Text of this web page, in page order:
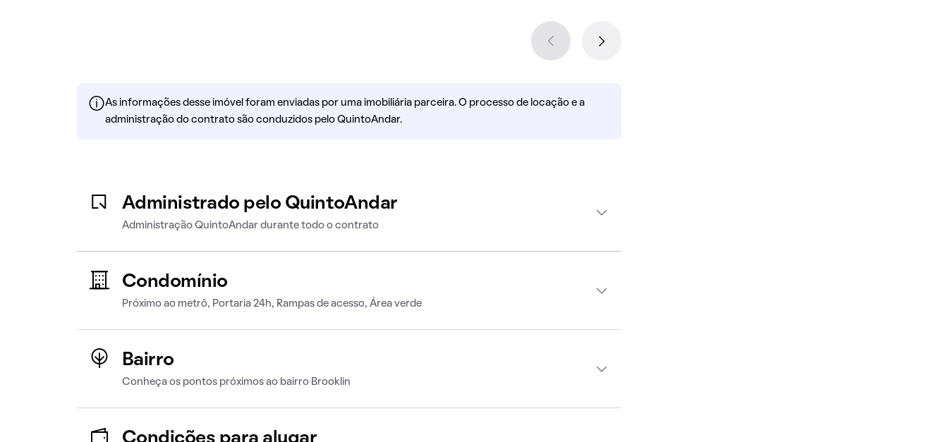
As informações desse imóvel foram enviadas por uma imobiliária parceira. O processo de locação e a
administração do contrato são conduzidos pelo QuintoAndar.
Administrado pelo QuintoAndar
Administração QuintoAndar durante todo o contrato
Condomínio
Próximo ao metrô, Portaria 24h, Rampas de acesso, Área verde
Bairro
Conheça os pontos próximos ao bairro Brooklin
Condições para alugar